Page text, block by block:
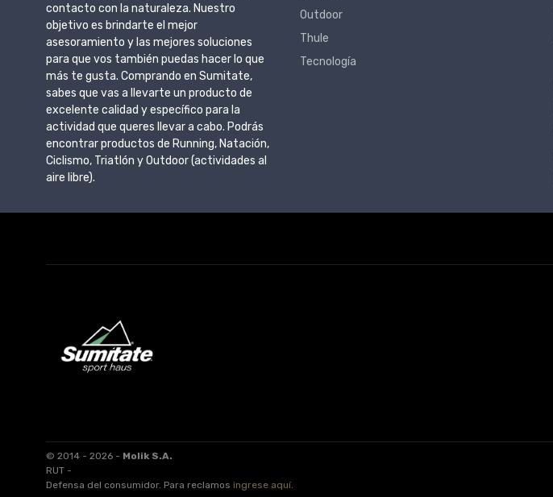
contacto con la naturaleza. Nuestro
objetivo es brindarte el mejor
asesoramiento y las mejores soluciones
para que vos también puedas hacer lo que
más te gusta. Comprando en Sumitate,
sabes que vas a llevarte un producto de
excelente calidad y específico para la
actividad que queres llevar a cabo. Podrás
encontrar productos de Running, Natación,
Ciclismo, Triatlón y Outdoor (actividades al
aire libre).
Outdoor
Thule
Tecnología
© 2014 - 2026 - Molik S.A.
RUT -
Defensa del consumidor. Para reclamos ingrese aquí.